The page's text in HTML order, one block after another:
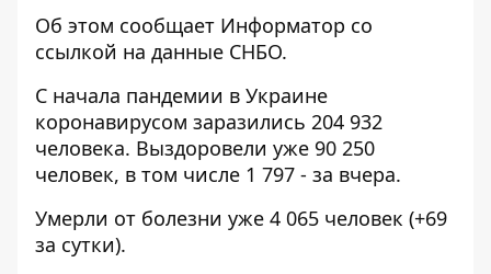
Об этом сообщает Информатор со
ссылкой на данные СНБО.
С начала пандемии в Украине
коронавирусом заразились 204 932
человека. Выздоровели уже 90 250
человек, в том числе 1 797 - за вчера.
Умерли от болезни уже 4 065 человек (+69
за сутки).